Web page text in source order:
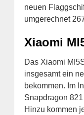
neuen
umgerechnet
Xiaomi
Das Xiaomi
insgesamt ein
bekommen. Im
Snapdragon
Hinzu kommen